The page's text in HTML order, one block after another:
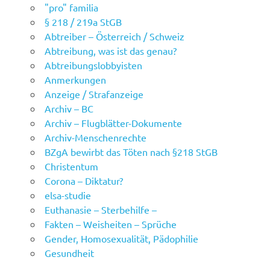
"pro" familia
§ 218 / 219a StGB
Abtreiber – Österreich / Schweiz
Abtreibung, was ist das genau?
Abtreibungslobbyisten
Anmerkungen
Anzeige / Strafanzeige
Archiv – BC
Archiv – Flugblätter-Dokumente
Archiv-Menschenrechte
BZgA bewirbt das Töten nach §218 StGB
Christentum
Corona – Diktatur?
elsa-studie
Euthanasie – Sterbehilfe –
Fakten – Weisheiten – Sprüche
Gender, Homosexualität, Pädophilie
Gesundheit